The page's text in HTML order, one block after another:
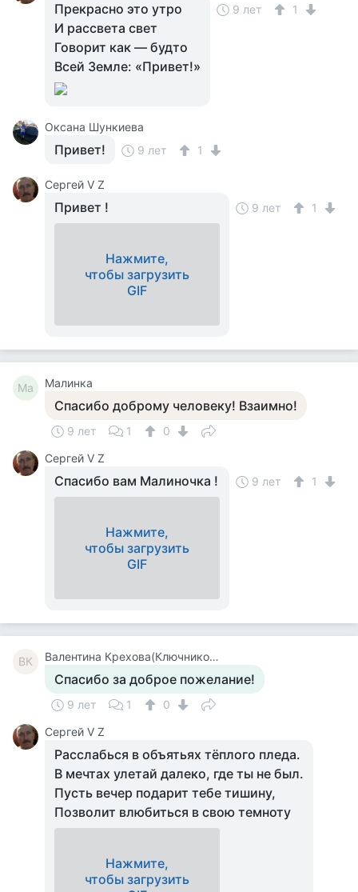
Прекрасно это утро
И рассвета свет
Говорит как — будто
Всей Земле: «Привет!»
9 лет 1
Оксана Шункиева
Привет! 9 лет 1
Сергей V Z
Привет !
Нажмите,
чтобы загрузить
GIF
9 лет 1
Ма Малинка
Спасибо доброму человеку! Взаимно!
9 лет 1
0
Сергей V Z
Спасибо вам Малиночка !
Нажмите,
чтобы загрузить
GIF
9 лет 1
ВК Валентина Крехова(Ключникова)
Спасибо за доброе пожелание!
9 лет 1
0
Сергей V Z
Расслабься в объятьях тёплого пледа.
В мечтах улетай далеко, где ты не был.
Пусть вечер подарит тебе тишину,
Позволит влюбиться в свою темноту
Нажмите,
чтобы загрузить